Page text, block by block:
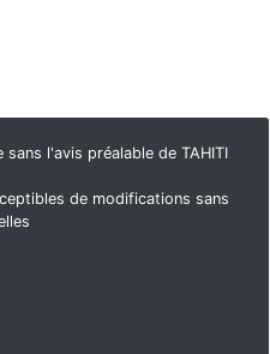
l'avis préalable de TAHITI
de modifications sans